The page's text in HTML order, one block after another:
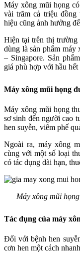
Máy xông mũi họng
vài trăm cả triệu
hiệu cũng ảnh hưởng
Hiện tại trên thị
dùng là sản phẩm
– Singapore. Sản
giá phù hợp với hầu hết
Máy xông mũi họng
Máy xông mũi họng
sơ sinh đến người cao
hen suyễn, viêm phế
Ngoài ra, máy xông
cùng với một số loại
có tác dụng dài hạn,
Máy xông mũi
Tác dụng của máy
Đối với bệnh hen
cơn hen một cách